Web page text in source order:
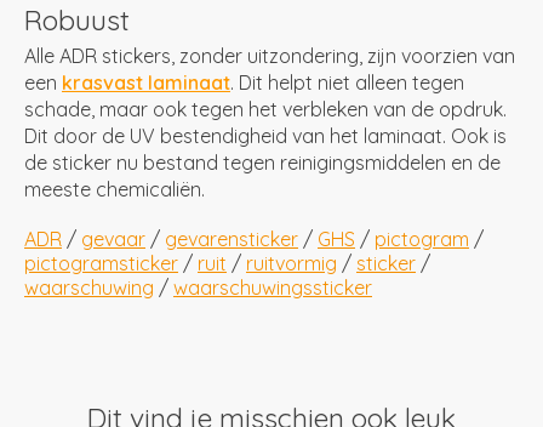
Robuust
Alle ADR stickers, zonder uitzondering, zijn voorzien van
een krasvast laminaat. Dit helpt niet alleen tegen
schade, maar ook tegen het verbleken van de opdruk.
Dit door de UV bestendigheid van het laminaat. Ook is
de sticker nu bestand tegen reinigingsmiddelen en de
meeste chemicaliën.
ADR / gevaar / gevarensticker / GHS / pictogram /
pictogramsticker / ruit / ruitvormig / sticker /
waarschuwing / waarschuwingssticker
Dit vind je misschien ook leuk